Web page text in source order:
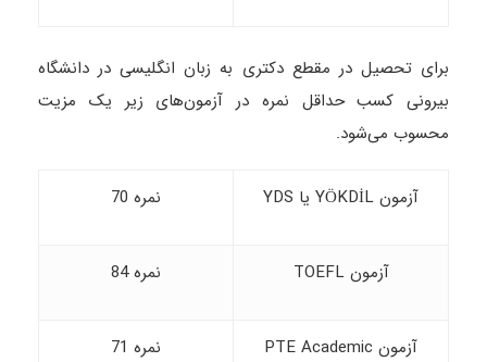
برای تحصیل در مقطع دکتری به زبان انگلیسی در دانشگاه
بیرونی کسب حداقل نمره در آزمون‌های زیر یک مزیت
محسوب می‌شود.
آزمون YÖKDİL یا YDS نمره 70
آزمون TOEFL نمره 84
آزمون PTE Academic نمره 71